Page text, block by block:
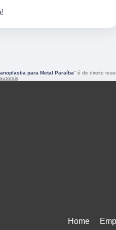
Peças maravilhosa ! Banho de
para Metal Paraíba" é de direito
Home